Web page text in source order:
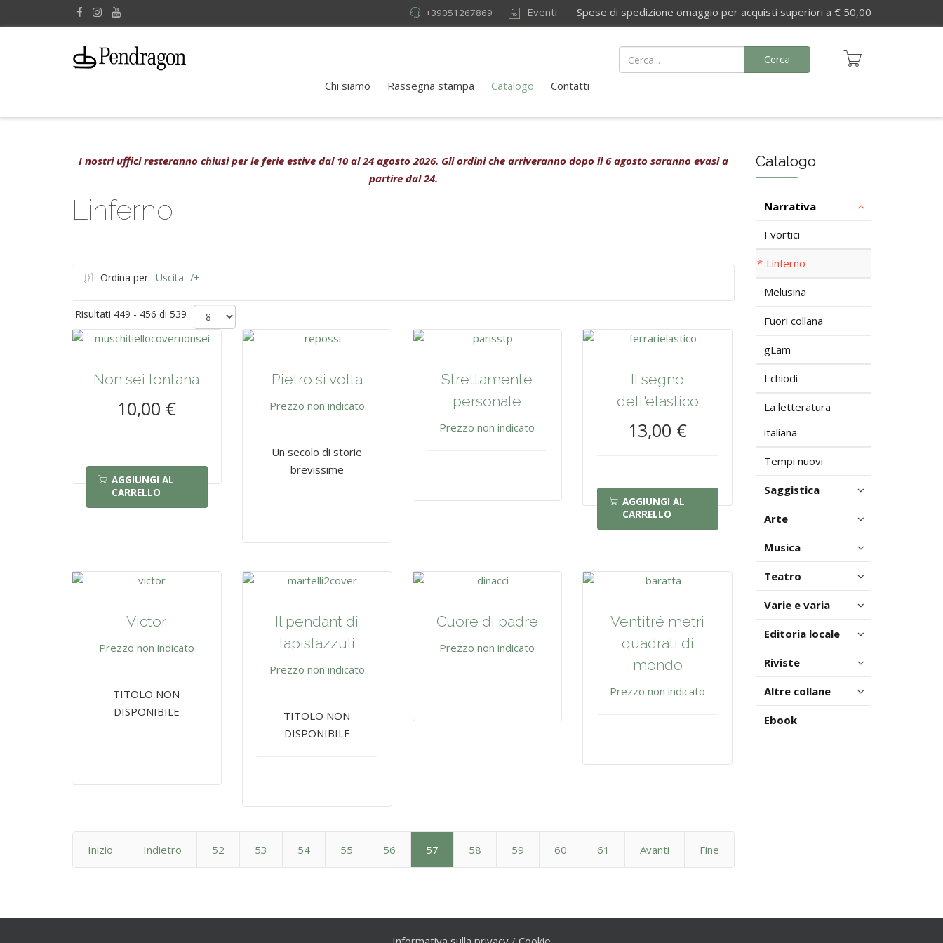
Eventi Spese di spedizione omaggio per acquisti superiori a € 50,00
+39051267869
Chi siamo Rassegna stampa Catalogo Contatti
Cerca
I nostri uffici resteranno chiusi per le ferie estive dal 10 al 24 agosto 2026. Gli ordini che arriveranno dopo il 6 agosto saranno evasi a
partire dal 24.
Linferno
Ordina per: Uscita -/+
Risultati 449 - 456 di 539
Non sei lontana
10,00 €
AGGIUNGI AL
CARRELLO
Pietro si volta
Prezzo non indicato
Un secolo di storie
brevissime
Strettamente
personale
Prezzo non indicato
Il segno
dell'elastico
13,00 €
AGGIUNGI AL
CARRELLO
Victor
Prezzo non indicato
TITOLO NON
DISPONIBILE
Il pendant di
lapislazzuli
Prezzo non indicato
TITOLO NON
DISPONIBILE
Cuore di padre
Prezzo non indicato
Ventitré metri
quadrati di
mondo
Prezzo non indicato
Inizio Indietro 52 53 54 55 56 57 58 59 60 61 Avanti Fine
Catalogo
Narrativa
I vortici
Linferno
Melusina
Fuori collana
gLam
I chiodi
La letteratura
italiana
Tempi nuovi
Saggistica
Arte
Musica
Teatro
Varie e varia
Editoria locale
Riviste
Altre collane
Ebook